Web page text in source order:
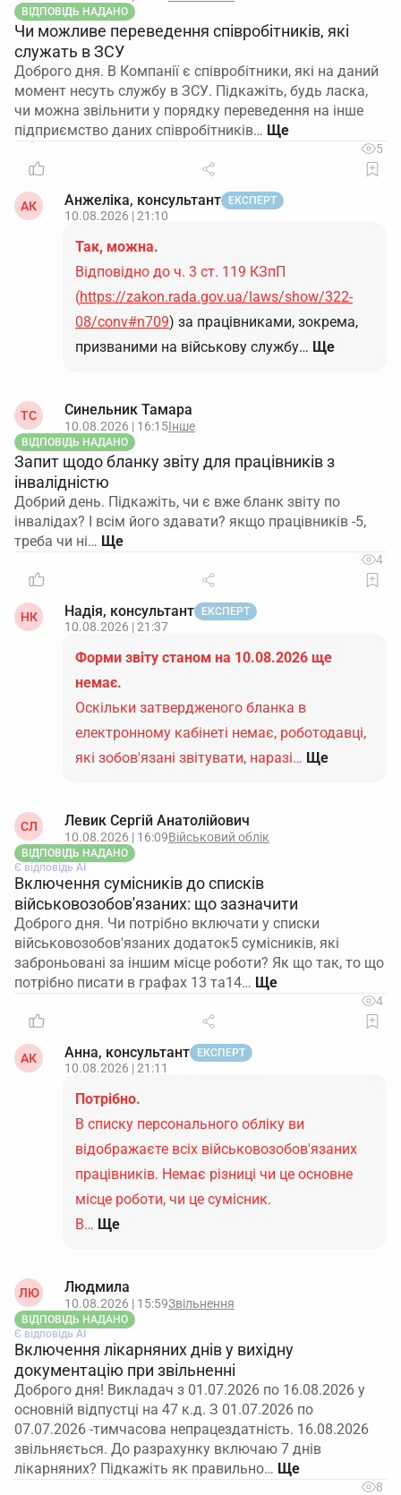
ВІДПОВІДЬ НАДАНО
Чи можливе переведення співробітників, які
служать в ЗСУ
Доброго дня. В Компанії є співробітники, які на даний
момент несуть службу в ЗСУ. Підкажіть, будь ласка,
чи можна звільнити у порядку переведення на інше
підприємство даних співробітників…
5
АК Анжеліка, консультант ЕКСПЕРТ
10.08.2026 | 21:10
Так, можна.
Відповідно до ч. 3 ст. 119 КЗпП
(https://zakon.rada.gov.ua/laws/show/322-
08/conv#n709) за працівниками, зокрема,
призваними на військову службу… Ще
ТС Синельник Тамара
10.08.2026 | 16:15Інше
ВІДПОВІДЬ НАДАНО
Запит щодо бланку звіту для працівників з
інвалідністю
Добрий день. Підкажіть, чи є вже бланк звіту по
інвалідах? І всім його здавати? якщо працівників -5,
треба чи ні…
4
НК Надія, консультант ЕКСПЕРТ
10.08.2026 | 21:37
Форми звіту станом на 10.08.2026 ще
немає.
Оскільки затвердженого бланка в
електронному кабінеті немає, роботодавці,
які зобов'язані звітувати, наразі… Ще
СЛ Левик Сергій Анатолійович
10.08.2026 | 16:09Військовий облік
ВІДПОВІДЬ НАДАНО
Є відповідь АІ
Включення сумісників до списків
військовозобов'язаних: що зазначити
Доброго дня. Чи потрібно включати у списки
військовозобов'язаних додаток5 сумісників, які
заброньовані за іншим місце роботи? Як що так, то що
потрібно писати в графах 13 та14…
4
АК Анна, консультант ЕКСПЕРТ
10.08.2026 | 21:11
Потрібно.
В списку персонального обліку ви
відображаєте всіх військовозобов'язаних
працівників. Немає різниці чи це основне
місце роботи, чи це сумісник.
В… Ще
ЛЮ Людмила
10.08.2026 | 15:59Звільнення
ВІДПОВІДЬ НАДАНО
Є відповідь АІ
Включення лікарняних днів у вихідну
документацію при звільненні
Доброго дня! Викладач з 01.07.2026 по 16.08.2026 у
основній відпустці на 47 к.д. З 01.07.2026 по
07.07.2026 -тимчасова непрацездатність. 16.08.2026
звільняється. До разрахунку включаю 7 днів
лікарняних? Підкажіть як правильно…
8